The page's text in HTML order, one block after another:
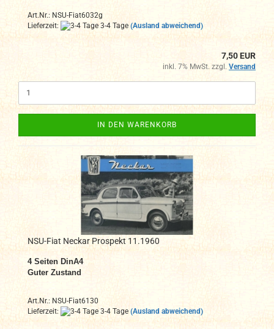
Art.Nr.: NSU-Fiat6032g
Lieferzeit:
3-4 Tage (Ausland abweichend)
7,50 EUR
inkl. 7% MwSt. zzgl. Versand
IN DEN WARENKORB
NSU-Fiat Neckar Prospekt 11.1960
4 Seiten DinA4
Guter Zustand
Art.Nr.: NSU-Fiat6130
Lieferzeit:
3-4 Tage (Ausland abweichend)